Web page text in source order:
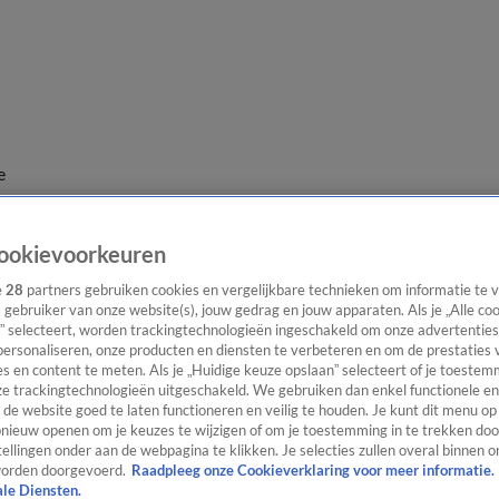
28 partners gebruiken cookies en vergelijkbare technieken om informatie te
gebruiker van onze website(s), jouw gedrag en jouw apparaten. Als je „Alle
selecteert, worden trackingtechnologieën ingeschakeld om onze
onze producten en diensten te verbeteren en om de prestaties
en content te meten. Als je „Huidige keuze opslaan” selecteert of je
trackingtechnologieën uitgeschakeld. We gebruiken dan enkel functionele
de website goed te laten functioneren en veilig te houden. Je kunt dit menu
openen om je keuzes te wijzigen of om je toestemming in te trekken
onder aan de webpagina te klikken. Je selecties zullen overal binnen
doorgevoerd. Raadpleeg onze Cookieverklaring voor meer informatie.
Diensten.